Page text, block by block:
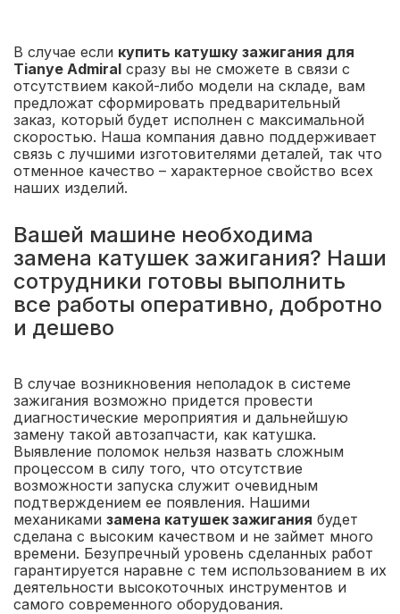
В случае если купить катушку зажигания для
Tianye Admiral сразу вы не сможете в связи с
отсутствием какой-либо модели на складе, вам
предложат сформировать предварительный
заказ, который будет исполнен с максимальной
скоростью. Наша компания давно поддерживает
связь с лучшими изготовителями деталей, так что
отменное качество – характерное свойство всех
наших изделий.
Вашей машине необходима
замена катушек зажигания? Наши
сотрудники готовы выполнить
все работы оперативно, добротно
и дешево
В случае возникновения неполадок в системе
зажигания возможно придется провести
диагностические мероприятия и дальнейшую
замену такой автозапчасти, как катушка.
Выявление поломок нельзя назвать сложным
процессом в силу того, что отсутствие
возможности запуска служит очевидным
подтверждением ее появления. Нашими
механиками замена катушек зажигания будет
сделана с высоким качеством и не займет много
времени. Безупречный уровень сделанных работ
гарантируется наравне с тем использованием в их
деятельности высокоточных инструментов и
самого современного оборудования.